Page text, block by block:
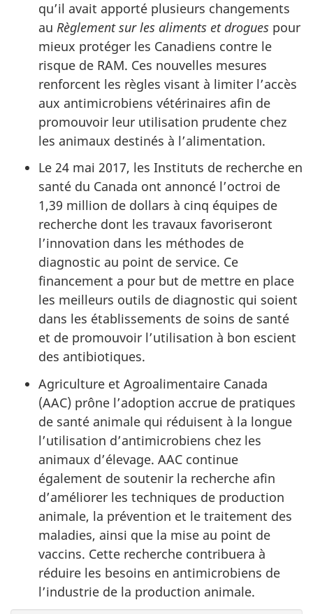
qu’il avait apporté plusieurs changements
au Règlement sur les aliments et drogues pour
mieux protéger les Canadiens contre le
risque de RAM. Ces nouvelles mesures
renforcent les règles visant à limiter l’accès
aux antimicrobiens vétérinaires afin de
promouvoir leur utilisation prudente chez
les animaux destinés à l’alimentation.
Le 24 mai 2017, les Instituts de recherche en
santé du Canada ont annoncé l’octroi de
1,39 million de dollars à cinq équipes de
recherche dont les travaux favoriseront
l’innovation dans les méthodes de
diagnostic au point de service. Ce
financement a pour but de mettre en place
les meilleurs outils de diagnostic qui soient
dans les établissements de soins de santé
et de promouvoir l’utilisation à bon escient
des antibiotiques.
Agriculture et Agroalimentaire Canada
(AAC) prône l’adoption accrue de pratiques
de santé animale qui réduisent à la longue
l’utilisation d’antimicrobiens chez les
animaux d’élevage. AAC continue
également de soutenir la recherche afin
d’améliorer les techniques de production
animale, la prévention et le traitement des
maladies, ainsi que la mise au point de
vaccins. Cette recherche contribuera à
réduire les besoins en antimicrobiens de
l’industrie de la production animale.